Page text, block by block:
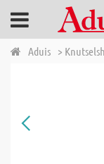
Aduis >